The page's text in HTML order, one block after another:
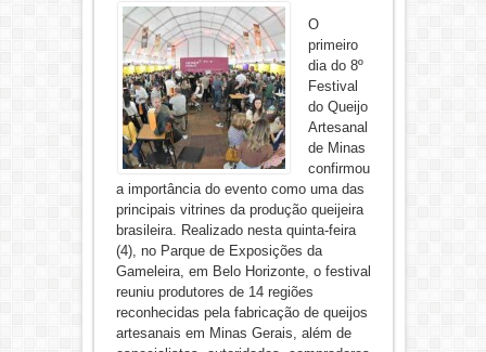
O
primeiro
dia do 8º
Festival
do Queijo
Artesanal
de Minas
confirmou
a importância do evento como uma das
principais vitrines da produção queijeira
brasileira. Realizado nesta quinta-feira
(4), no Parque de Exposições da
Gameleira, em Belo Horizonte, o festival
reuniu produtores de 14 regiões
reconhecidas pela fabricação de queijos
artesanais em Minas Gerais, além de